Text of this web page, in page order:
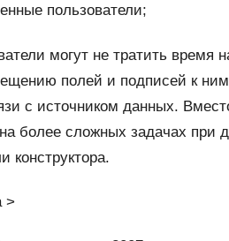
пользователи;
могут не тратить время
полей и подписей к
с источником данных.
более сложных задачах при
конструктора.
>